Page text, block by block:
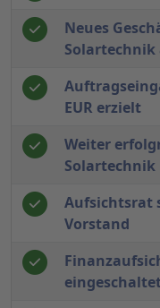
Neues
EUR erzielt
Weiter
Solartechnik
Aufsichtsrat
Vorstand